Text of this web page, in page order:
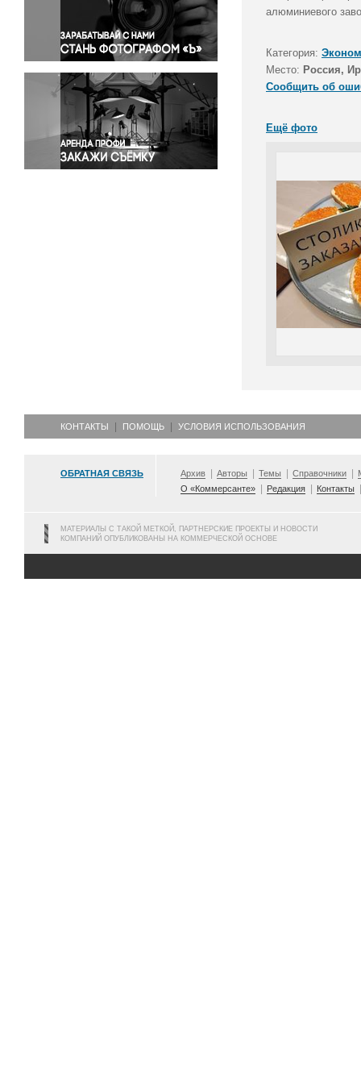
Правосудие
Происшествия и конфликты
Религия
Светская жизнь
Спорт
Экология
Экономика и бизнес
алюминиевого
Категория:
Место: Россия,
Сообщить об
Ещё фото
КОНТАКТЫ ПОМОЩЬ УСЛОВИЯ ИСПОЛЬЗОВАНИЯ
ОБРАТНАЯ СВЯЗЬ Архив Авторы Темы Справочники
О «Коммерсанте»
Редакция Контакты
МАТЕРИАЛЫ С ТАКОЙ МЕТКОЙ, ПАРТНЕРСКИЕ ПРОЕКТЫ И НОВОСТИ
КОМПАНИЙ ОПУБЛИКОВАНЫ НА КОММЕРЧЕСКОЙ ОСНОВЕ